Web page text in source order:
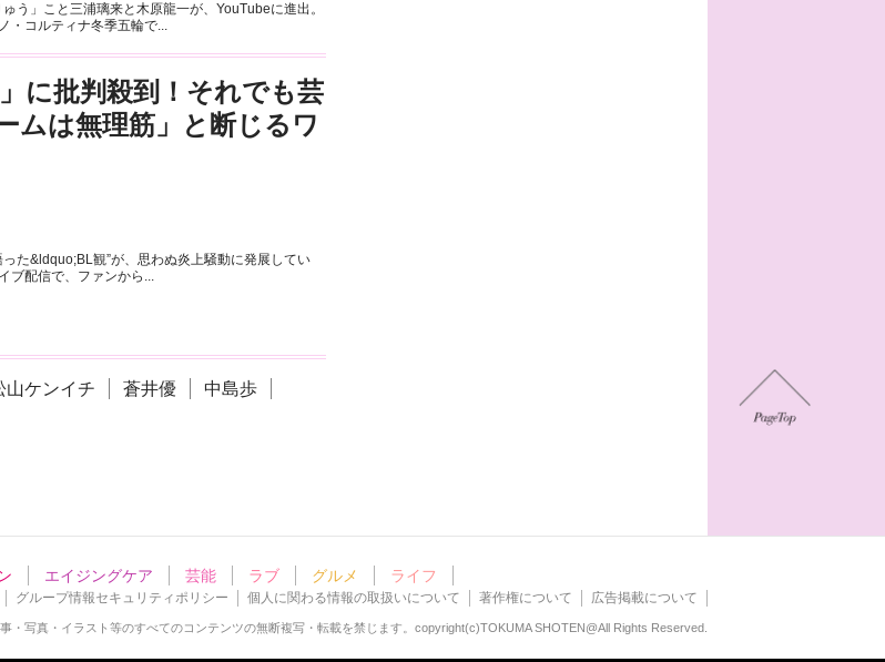
う」こと三浦璃来と木原龍一が、YouTubeに進出。
・コルティナ冬季五輪で...
に批判殺到！それでも芸
ムは無理筋」と断じるワ
た&ldquo;BL観”が、思わぬ炎上騒動に発展してい
ブ配信で、ファンから...
山ケンイチ 蒼井優
中島歩
エイジングケア 芸能 ラブ グルメ ライフ
グループ情報セキュリティポリシー 個人に関わる情報の取扱いについて 著作権について 広告掲載について
・写真・イラスト等のすべてのコンテンツの無断複写・転載を禁じます。 copyright(c)TOKUMA SHOTEN@All Rights Reserved.